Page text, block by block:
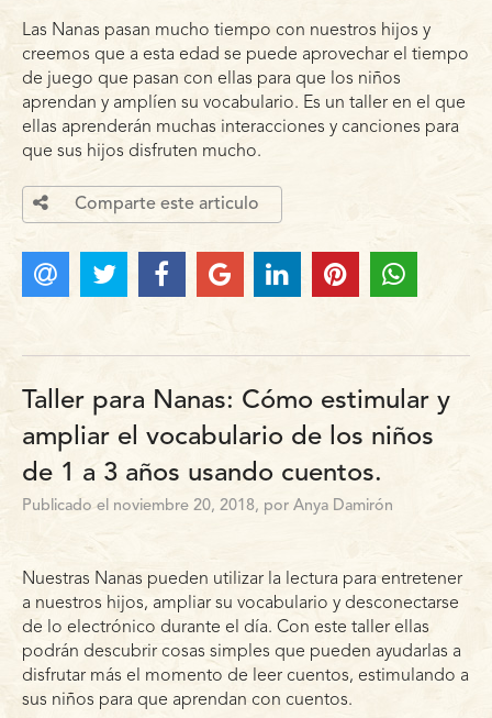
Las Nanas pasan mucho tiempo con nuestros hijos y
creemos que a esta edad se puede aprovechar el tiempo
de juego que pasan con ellas para que los niños
aprendan y amplíen su vocabulario. Es un taller en el que
ellas aprenderán muchas interacciones y canciones para
que sus hijos disfruten mucho.
Comparte este articulo
Taller para Nanas: Cómo estimular y
ampliar el vocabulario de los niños
de 1 a 3 años usando cuentos.
Publicado el noviembre 20, 2018, por Anya Damirón
Nuestras Nanas pueden utilizar la lectura para entretener
a nuestros hijos, ampliar su vocabulario y desconectarse
de lo electrónico durante el día. Con este taller ellas
podrán descubrir cosas simples que pueden ayudarlas a
disfrutar más el momento de leer cuentos, estimulando a
sus niños para que aprendan con cuentos.